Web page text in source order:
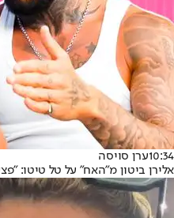
10:34ערן סויסה
אלירן ביטון מ"האח" על טל טיטו: